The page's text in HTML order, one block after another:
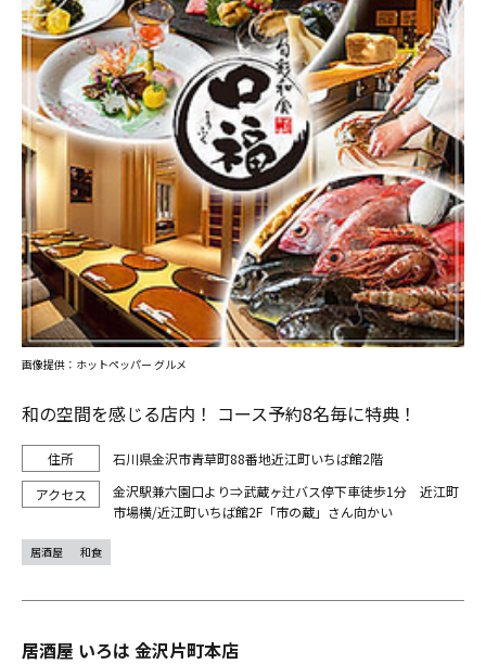
和の空間を感じる店内！ コース予約8名毎に特典！
石川県金沢市青草町88番地近江町いちば館2階
金沢駅兼六園口より⇒武蔵ヶ辻バス停下車徒歩1分 近江町
市場横/近江町いちば館2F「市の蔵」さん向かい
画像提供：ホットペッパー グルメ
居酒屋 和食
居酒屋 いろは 金沢片町本店